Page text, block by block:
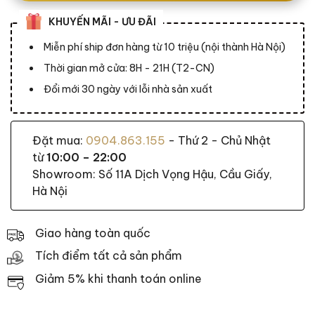
KHUYẾN MÃI - ƯU ĐÃI
Miễn phí ship đơn hàng từ 10 triệu (nội thành Hà Nội)
Thời gian mở cửa: 8H - 21H (T2-CN)
Đổi mới 30 ngày với lỗi nhà sản xuất
Đặt mua: 0904.863.155 - Thứ 2 - Chủ Nhật
từ10:00 – 22:00
Showroom: Số 11A Dịch Vọng Hậu, Cầu Giấy,
Hà Nội
Giao hàng toàn quốc
Tích điểm tất cả sản phẩm
Giảm 5% khi thanh toán online